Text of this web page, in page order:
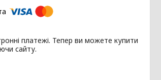
платежі. Тепер ви можете купити
сайту.